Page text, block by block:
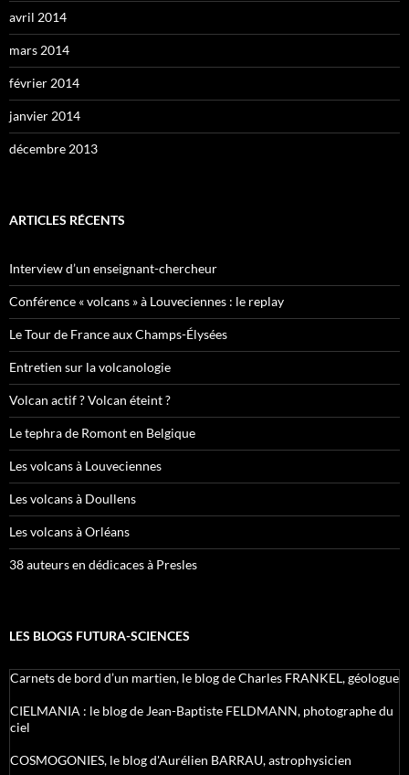
avril 2014
mars 2014
février 2014
janvier 2014
décembre 2013
ARTICLES RÉCENTS
Interview d’un enseignant-chercheur
Conférence « volcans » à Louveciennes : le replay
Le Tour de France aux Champs-Élysées
Entretien sur la volcanologie
Volcan actif ? Volcan éteint ?
Le tephra de Romont en Belgique
Les volcans à Louveciennes
Les volcans à Doullens
Les volcans à Orléans
38 auteurs en dédicaces à Presles
LES BLOGS FUTURA-SCIENCES
Carnets de bord d’un martien, le blog de Charles FRANKEL, géologue
CIELMANIA : le blog de Jean-Baptiste FELDMANN, photographe du
ciel
COSMOGONIES, le blog d'Aurélien BARRAU, astrophysicien